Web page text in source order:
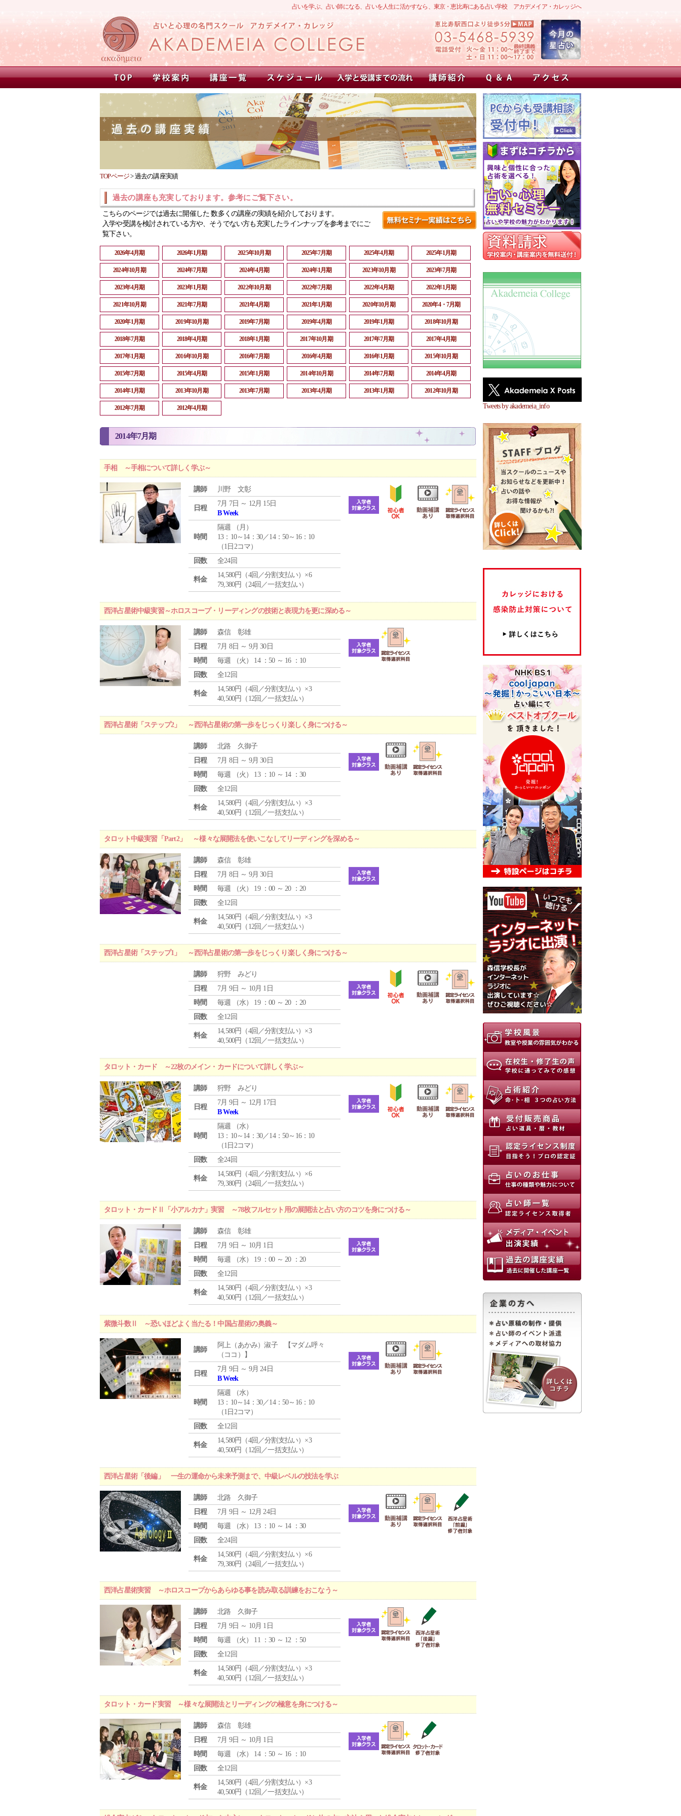
占いを学ぶ、占い師になる、占いを人生に活かすなら、東京・恵比寿にある占い学校 アカデメイア・カレッジへ
Tweets by akademeia_info
TOPページ>過去の講座実績
過去の講座も充実しております。参考にご覧下さい。
こちらのページでは過去に開催した 数多くの講座の実績を紹介しております。
入学や受講を検討されている方や、そうでない方も充実したラインナップを参考までにご
覧下さい。
2026年4月期 2026年1月期 2025年10月期 2025年7月期 2025年4月期 2025年1月期
2024年10月期 2024年7月期 2024年4月期 2024年1月期 2023年10月期 2023年7月期
2023年4月期 2023年1月期 2022年10月期 2022年7月期 2022年4月期 2022年1月期
2021年10月期 2021年7月期 2021年4月期 2021年1月期 2020年10月期 2020年4・7月期
2020年1月期 2019年10月期 2019年7月期 2019年4月期 2019年1月期 2018年10月期
2018年7月期 2018年4月期 2018年1月期 2017年10月期 2017年7月期 2017年4月期
2017年1月期 2016年10月期 2016年7月期 2016年4月期 2016年1月期 2015年10月期
2015年7月期 2015年4月期 2015年1月期 2014年10月期 2014年7月期 2014年4月期
2014年1月期 2013年10月期 2013年7月期 2013年4月期 2013年1月期 2012年10月期
2012年7月期 2012年4月期
2014年7月期
手相 ～手相について詳しく学ぶ～
講師 川野 文彰
日程
7月 7日 ～ 12月 15日
B Week
時間
隔週 （ 月 ）
13：10～14：30／14：50～16：10
（1日2コマ）
回数
全24回
料金
14,580円（4回／分割支払い）×6
79,380円（24回／一括支払い）
西洋占星術中級実習～ホロスコープ・リーディングの技術と表現力を更に深める～
講師
森信 彰雄
日程
7月 8日 ～ 9月 30日
時間
毎週 （火 ） 14 ：50 ～ 16 ：10
回数
全12回
料金
14,580円（4回／分割支払い）×3
40,500円（12回／一括支払い）
西洋占星術「ステップ2」 ～西洋占星術の第一歩をじっくり楽しく身につける～
講師
北路 久御子
日程
7月 8日 ～ 9月 30日
時間
毎週 （火 ） 13 ：10 ～ 14 ：30
回数
全12回
料金
14,580円（4回／分割支払い）×3
40,500円（12回／一括支払い）
タロット中級実習「Part2」 ～様々な展開法を使いこなしてリーディングを深める～
講師
森信 彰雄
日程
7月 8日 ～ 9月 30日
時間
毎週 （火 ） 19 ：00 ～ 20 ：20
回数
全12回
料金
14,580円（4回／分割支払い）×3
40,500円（12回／一括支払い）
西洋占星術「ステップ1」 ～西洋占星術の第一歩をじっくり楽しく身につける～
講師
狩野 みどり
日程
7月 9日 ～ 10月 1日
時間
毎週 （水） 19 ：00 ～ 20 ：20
回数
全12回
料金
14,580円（4回／分割支払い）×3
40,500円（12回／一括支払い）
タロット・カード ～22枚のメイン・カードについて詳しく学ぶ～
講師 狩野 みどり
日程
7月 9日 ～ 12月 17日
B Week
時間
隔週 （水）
13：10～14：30／14：50～16：10
（1日2コマ）
回数
全24回
料金
14,580円（4回／分割支払い）×6
79,380円（24回／一括支払い）
タロット・カードⅡ「小アルカナ」実習 ～78枚フルセット用の展開法と占い方のコツを身につける～
講師
森信 彰雄
日程
7月 9日 ～ 10月 1日
時間
毎週 （水） 19 ：00 ～ 20 ：20
回数
全12回
料金
14,580円（4回／分割支払い）×3
40,500円（12回／一括支払い）
紫微斗数Ⅱ ～恐いほどよく当たる！中国占星術の奥義～
講師
阿上（あかみ）淑子 【マダム呼々
（ココ）】
日程
7月 9日 ～ 9月 24日
B Week
時間
隔週 （水）
13：10～14：30／14：50～16：10
（1日2コマ）
回数
全12回
料金
14,580円（4回／分割支払い）×3
40,500円（12回／一括支払い）
西洋占星術「後編」 一生の運命から未来予測まで、中級レベルの技法を学ぶ
講師
北路 久御子
日程
7月 9日 ～ 12月 24日
時間
毎週 （水） 13 ：10 ～ 14 ：30
回数
全24回
料金
14,580円（4回／分割支払い）×6
79,380円（24回／一括支払い）
西洋占星術実習 ～ホロスコープからあらゆる事を読み取る訓練をおこなう～
講師
北路 久御子
日程
7月 9日 ～ 10月 1日
時間
毎週 （火 ） 11 ：30 ～ 12 ：50
回数
全12回
料金
14,580円（4回／分割支払い）×3
40,500円（12回／一括支払い）
タロット・カード実習 ～様々な展開法とリーディングの極意を身につける～
講師
森信 彰雄
日程
7月 9日 ～ 10月 1日
時間
毎週 （水） 14 ：50 ～ 16 ：10
回数
全12回
料金
14,580円（4回／分割支払い）×3
40,500円（12回／一括支払い）